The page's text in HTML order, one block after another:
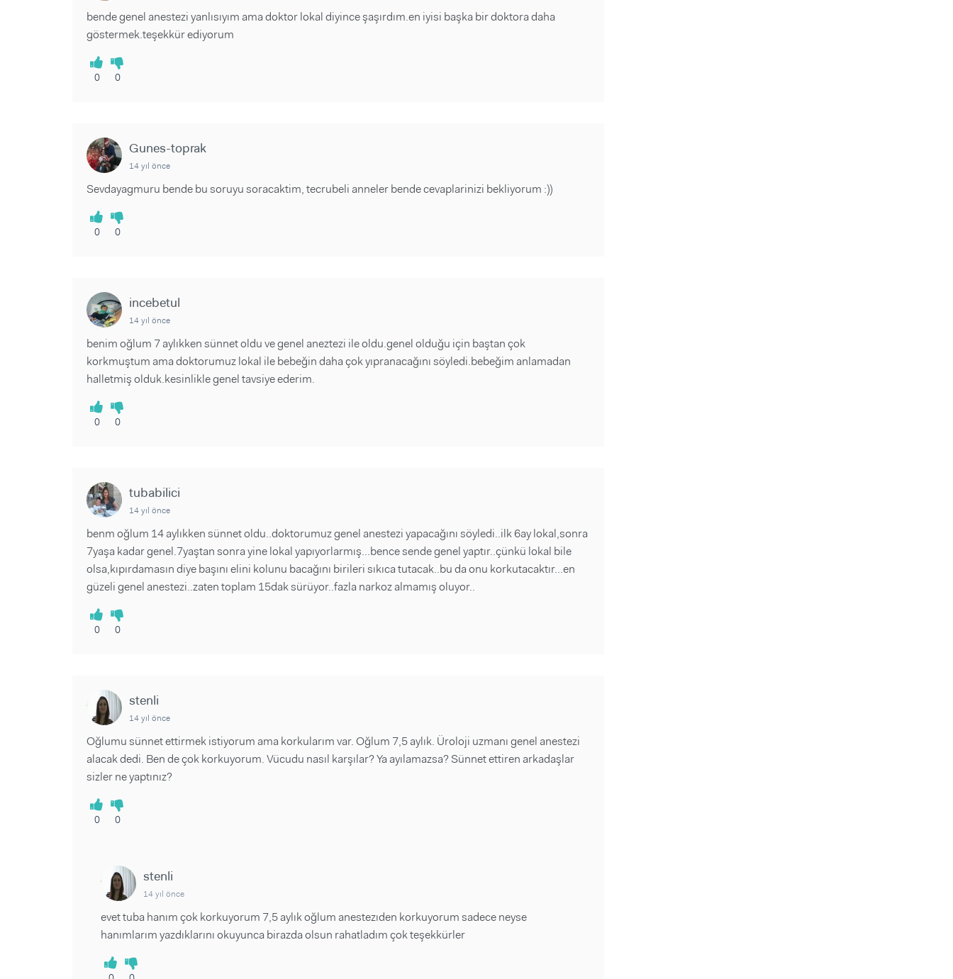
bende genel anestezi yanlısıyım ama doktor lokal diyince şaşırdım.en iyisi başka bir doktora daha
göstermek.teşekkür ediyorum
0 0
Gunes-toprak
14 yıl önce
Sevdayagmuru bende bu soruyu soracaktim, tecrubeli anneler bende cevaplarinizi bekliyorum :))
0 0
incebetul
14 yıl önce
benim oğlum 7 aylıkken sünnet oldu ve genel aneztezi ile oldu.genel olduğu için baştan çok
korkmuştum ama doktorumuz lokal ile bebeğin daha çok yıpranacağını söyledi.bebeğim anlamadan
halletmiş olduk.kesinlikle genel tavsiye ederim.
0 0
tubabilici
14 yıl önce
benm oğlum 14 aylıkken sünnet oldu..doktorumuz genel anestezi yapacağını söyledi..ilk 6ay lokal,sonra
7yaşa kadar genel.7yaştan sonra yine lokal yapıyorlarmış...bence sende genel yaptır..çünkü lokal bile
olsa,kıpırdamasın diye başını elini kolunu bacağını birileri sıkıca tutacak..bu da onu korkutacaktır...en
güzeli genel anestezi..zaten toplam 15dak sürüyor..fazla narkoz almamış oluyor..
0 0
stenli
14 yıl önce
Oğlumu sünnet ettirmek istiyorum ama korkularım var. Oğlum 7,5 aylık. Üroloji uzmanı genel anestezi
alacak dedi. Ben de çok korkuyorum. Vücudu nasıl karşılar? Ya ayılamazsa? Sünnet ettiren arkadaşlar
sizler ne yaptınız?
0 0
stenli
14 yıl önce
evet tuba hanım çok korkuyorum 7,5 aylık oğlum anestezıden korkuyorum sadece neyse
hanımlarım yazdıklarını okuyunca birazda olsun rahatladım çok teşekkürler